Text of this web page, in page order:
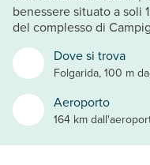
Dove si trova
Folgarida, 100 m
Aeroporto
164 km
benessere situato a soli
del complesso di